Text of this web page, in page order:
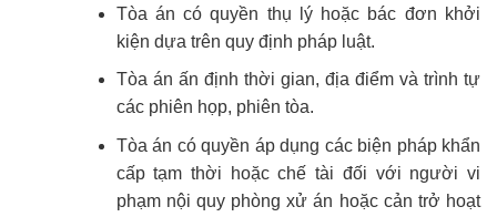
Tòa án có quyền thụ lý hoặc bác đơn khởi
kiện dựa trên quy định pháp luật.
Tòa án ấn định thời gian, địa điểm và trình tự
các phiên họp, phiên tòa.
Tòa án có quyền áp dụng các biện pháp khẩn
cấp tạm thời hoặc chế tài đối với người vi
phạm nội quy phòng xử án hoặc cản trở hoạt